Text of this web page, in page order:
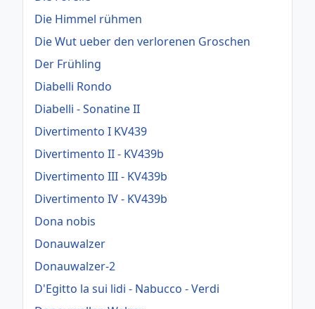
Die Himmel rühmen
Die Wut ueber den verlorenen Groschen
Der Frühling
Diabelli Rondo
Diabelli - Sonatine II
Divertimento I KV439
Divertimento II - KV439b
Divertimento III - KV439b
Divertimento IV - KV439b
Dona nobis
Donauwalzer
Donauwalzer-2
D'Egitto la sui lidi - Nabucco - Verdi